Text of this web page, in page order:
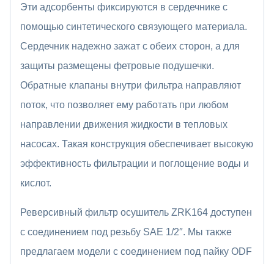
Эти адсорбенты фиксируются в сердечнике с
помощью синтетического связующего материала.
Сердечник надежно зажат с обеих сторон, а для
защиты размещены фетровые подушечки.
Обратные клапаны внутри фильтра направляют
поток, что позволяет ему работать при любом
направлении движения жидкости в тепловых
насосах. Такая конструкция обеспечивает высокую
эффективность фильтрации и поглощение воды и
кислот.
Реверсивный фильтр осушитель ZRK164 доступен
с соединением под резьбу SAE 1/2″. Мы также
предлагаем модели с соединением под пайку ODF